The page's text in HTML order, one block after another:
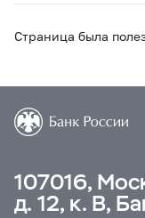
Страница была
107016,
д. 12, к. В,